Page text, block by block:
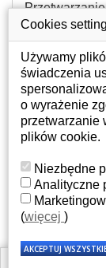
JAK
DO
na
obudowie
osobowych
Gdzie nas
Twoje konto
Twoje konto
Dane osobowe
Adresy
Historia
Cookies
Używamy
świadczenia
o wyrażenie
przetwarzanie
plików cookie.
Niezbędne
Analityczne
(więcej )